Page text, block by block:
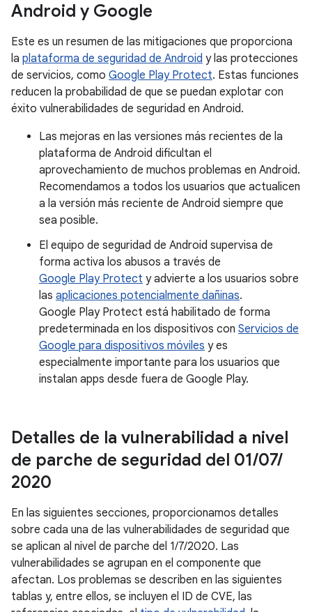
Android y Google
Este es un resumen de las mitigaciones que proporciona
la plataforma de seguridad de Android y las protecciones
de servicios, como Google Play Protect. Estas funciones
reducen la probabilidad de que se puedan explotar con
éxito vulnerabilidades de seguridad en Android.
Las mejoras en las versiones más recientes de la
plataforma de Android dificultan el
aprovechamiento de muchos problemas en Android.
Recomendamos a todos los usuarios que actualicen
a la versión más reciente de Android siempre que
sea posible.
El equipo de seguridad de Android supervisa de
forma activa los abusos a través de
Google Play Protect y advierte a los usuarios sobre
las aplicaciones potencialmente dañinas.
Google Play Protect está habilitado de forma
predeterminada en los dispositivos con Servicios de
Google para dispositivos móviles y es
especialmente importante para los usuarios que
instalan apps desde fuera de Google Play.
Detalles de la vulnerabilidad a nivel
de parche de seguridad del 01/07/
2020
En las siguientes secciones, proporcionamos detalles
sobre cada una de las vulnerabilidades de seguridad que
se aplican al nivel de parche del 1/7/2020. Las
vulnerabilidades se agrupan en el componente que
afectan. Los problemas se describen en las siguientes
tablas y, entre ellos, se incluyen el ID de CVE, las